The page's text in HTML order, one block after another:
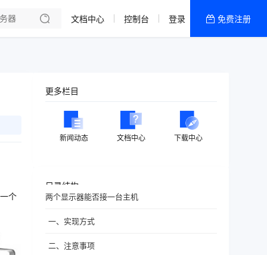
文档中心 控制台 登录 免费注册
个
更多栏目
新闻动态 文档中心 下载中心
目录结构
两个显示器能否接一台主机
一、实现方式
二、注意事项